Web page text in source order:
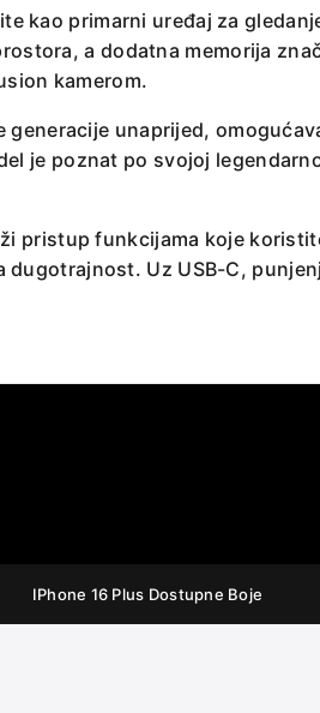
kao primarni uređaj za
a dodatna memorija
kamerom.
unaprijed,
je poznat po svojoj
pristup funkcijama koje
Uz USB-C,
IPhone 16 Plus Dostupne Boje